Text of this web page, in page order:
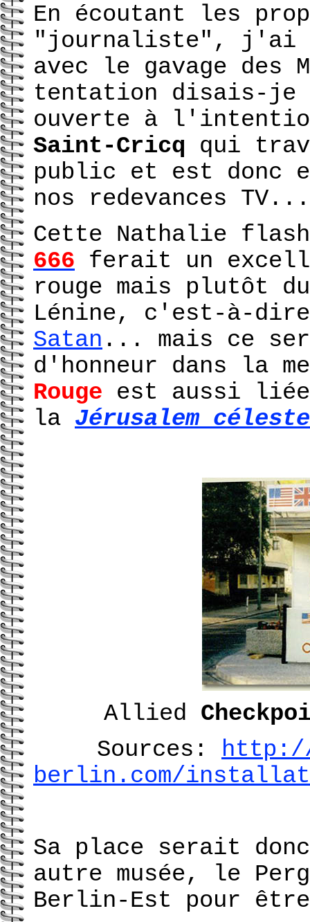
En écoutant les
"journaliste", j'ai
avec le gavage
tentation disais-
ouverte à
Saint-Cricq qui
public et est donc
nos redevances TV...
Cette Nathalie
666 ferait un
rouge mais plutôt
Lénine, c'est-à-
Satan ... mais ce
d'honneur dans la
Rouge est aussi liée
la Jérusalem céleste
Allied
Sources: http://
berlin.com/
Sa place serait
autre musée, le
Berlin-Est pour